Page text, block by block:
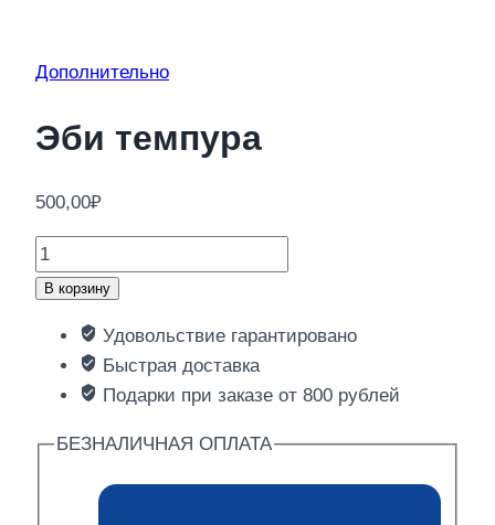
Дополнительно
Эби темпура
500,00₽
Количество
товара
темпура
В корзину
Удовольствие гарантировано
Быстрая доставка
Подарки при заказе от 800 рублей
БЕЗНАЛИЧНАЯ ОПЛАТА